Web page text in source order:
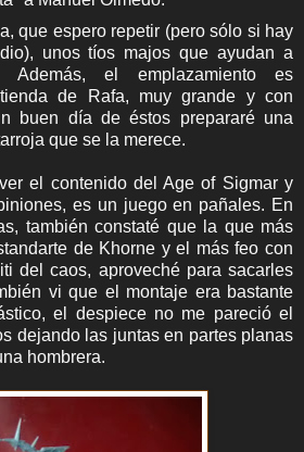
que espero repetir (pero sólo si hay
unos tíos majos que ayudan a
Además, el emplazamiento es
de Rafa, muy grande y con
buen día de éstos prepararé una
que se la merece.
el contenido del Age of Sigmar y
es un juego en pañales. En
también constaté que la que más
de Khorne y el más feo con
del caos, aproveché para sacarles
vi que el montaje era bastante
el despiece no me pareció el
dejando las juntas en partes planas
hombrera.